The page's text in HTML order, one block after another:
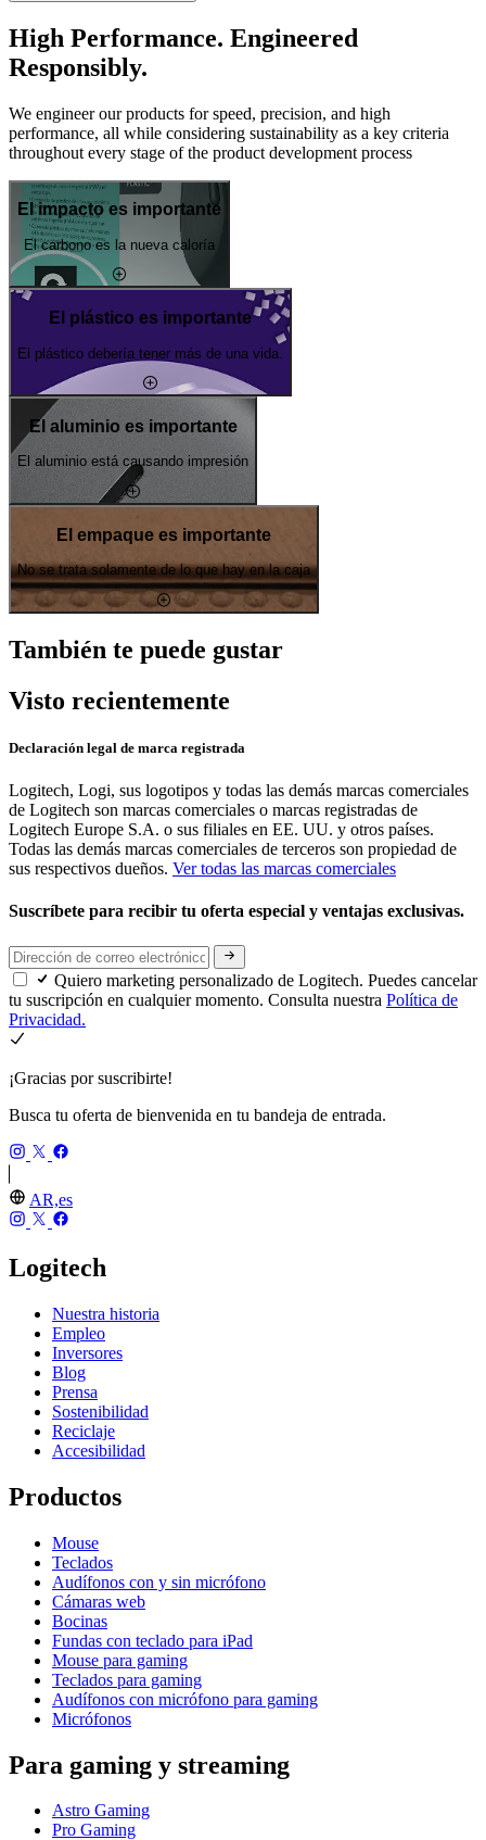
High Performance. Engineered
Responsibly.
We engineer our products for speed, precision, and high
performance, all while considering sustainability as a key criteria
throughout every stage of the product development process
El impacto es importante
El carbono es la nueva caloría
El plástico es importante
El plástico debería tener más de una vida.
El aluminio es importante
El aluminio está causando impresión
El empaque es importante
No se trata solamente de lo que hay en la caja
También te puede gustar
Visto recientemente
Declaración legal de marca registrada
Logitech, Logi, sus logotipos y todas las demás marcas comerciales
de Logitech son marcas comerciales o marcas registradas de
Logitech Europe S.A. o sus filiales en EE. UU. y otros países.
Todas las demás marcas comerciales de terceros son propiedad de
sus respectivos dueños. Ver todas las marcas comerciales
Suscríbete para recibir tu oferta especial y ventajas exclusivas.
Quiero marketing personalizado de Logitech. Puedes cancelar
tu suscripción en cualquier momento. Consulta nuestra Política de
Privacidad.
¡Gracias por suscribirte!
Busca tu oferta de bienvenida en tu bandeja de entrada.
AR,es
Logitech
Nuestra historia
Empleo
Inversores
Blog
Prensa
Sostenibilidad
Reciclaje
Accesibilidad
Productos
Mouse
Teclados
Audífonos con y sin micrófono
Cámaras web
Bocinas
Fundas con teclado para iPad
Mouse para gaming
Teclados para gaming
Audífonos con micrófono para gaming
Micrófonos
Para gaming y streaming
Astro Gaming
Pro Gaming